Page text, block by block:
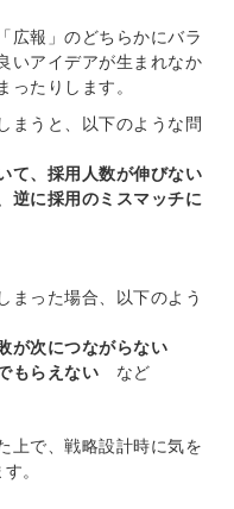
広報」のどちらかにバラ
いアイデアが生まれなか
ったりします。
まうと、以下のような問
て、採用人数が伸びない
逆に採用のミスマッチに
まった場合、以下のよう
が次につながらない
もらえない など
上で、戦略設計時に気を
。